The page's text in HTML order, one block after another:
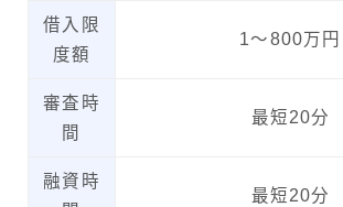
借入限
度額
1～800万円
審査時
間
最短20分
融資時
最短20分